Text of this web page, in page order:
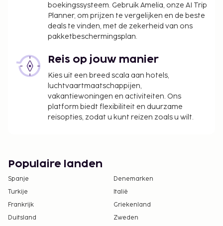
boekingssysteem. Gebruik Amelia, onze AI Trip
Planner, om prijzen te vergelijken en de beste
deals te vinden, met de zekerheid van ons
pakketbeschermingsplan.
Reis op jouw manier
Kies uit een breed scala aan hotels,
luchtvaartmaatschappijen,
vakantiewoningen en activiteiten. Ons
platform biedt flexibiliteit en duurzame
reisopties, zodat u kunt reizen zoals u wilt.
Populaire landen
Spanje
Denemarken
Turkije
Italië
Frankrijk
Griekenland
Duitsland
Zweden